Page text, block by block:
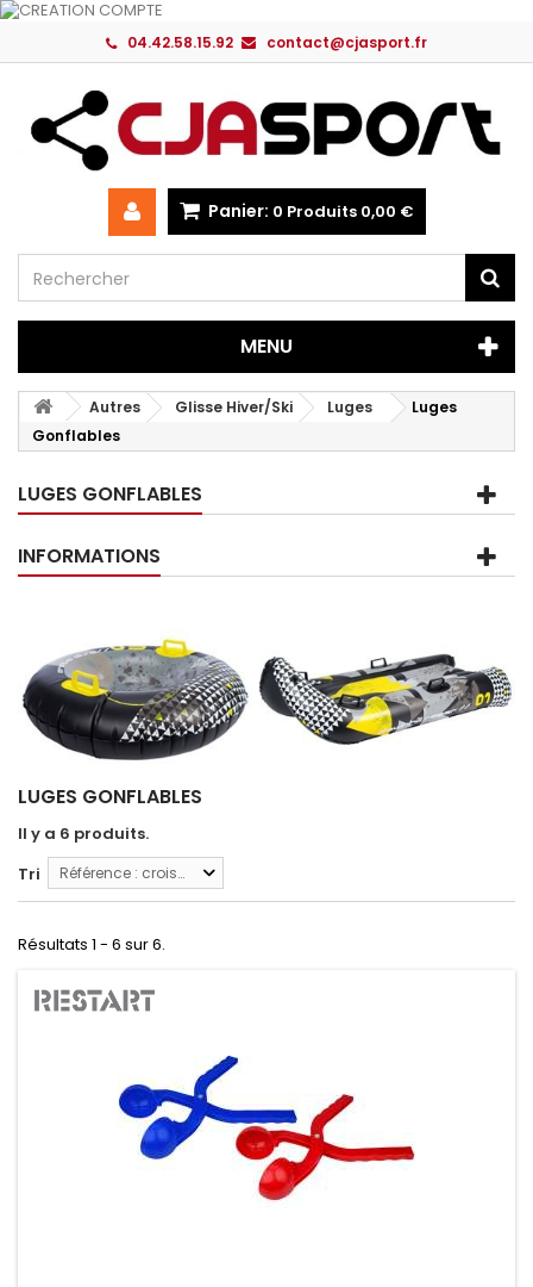
04.42.58.15.92 contact@cjasport.fr
Panier: 0 Produits 0,00 €
MENU
Autres Glisse Hiver/Ski Luges
Luges
Gonflables
LUGES GONFLABLES
INFORMATIONS
LUGES GONFLABLES
Il y a 6 produits.
Tri
Référence : croissante
Résultats 1 - 6 sur 6.